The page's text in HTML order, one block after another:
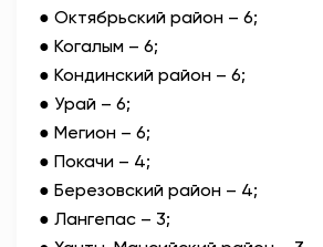
● Октябрьский район – 6;
● Когалым – 6;
● Кондинский район – 6;
● Урай – 6;
● Мегион – 6;
● Покачи – 4;
● Березовский район – 4;
● Лангепас – 3;